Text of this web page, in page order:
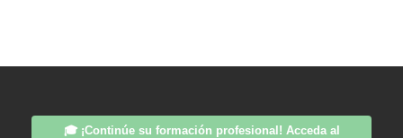
🎓 ¡Continúe su formación profesional! Acceda al